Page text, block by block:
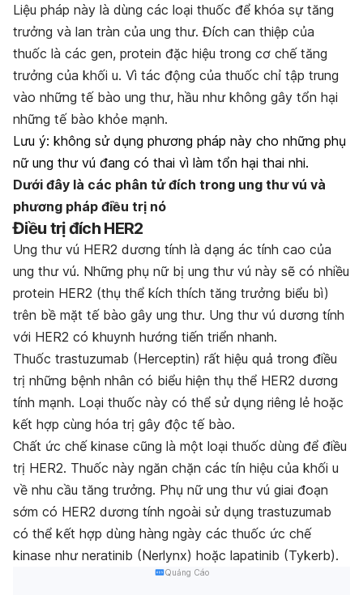
Liệu pháp này là dùng các loại thuốc để khóa sự tăng
trưởng và lan tràn của ung thư. Đích can thiệp của
thuốc là các gen, protein đặc hiệu trong cơ chế tăng
trưởng của khối u. Vì tác động của thuốc chỉ tập trung
vào những tế bào ung thư, hầu như không gây tổn hại
những tế bào khỏe mạnh.
Lưu ý: không sử dụng phương pháp này cho những phụ
nữ ung thư vú đang có thai vì làm tổn hại thai nhi.
Dưới đây là các phân tử đích trong ung thư vú và
phương pháp điều trị nó
Điều trị đích HER2
Ung thư vú HER2 dương tính là dạng ác tính cao của
ung thư vú. Những phụ nữ bị ung thư vú này sẽ có nhiều
protein HER2 (thụ thể kích thích tăng trưởng biểu bì)
trên bề mặt tế bào gây ung thư. Ung thư vú dương tính
với HER2 có khuynh hướng tiến triển nhanh.
Thuốc trastuzumab (Herceptin) rất hiệu quả trong điều
trị những bệnh nhân có biểu hiện thụ thể HER2 dương
tính mạnh. Loại thuốc này có thể sử dụng riêng lẻ hoặc
kết hợp cùng hóa trị gây độc tế bào.
Chất ức chế kinase cũng là một loại thuốc dùng để điều
trị HER2. Thuốc này ngăn chặn các tín hiệu của khối u
về nhu cầu tăng trưởng. Phụ nữ ung thư vú giai đoạn
sớm có HER2 dương tính ngoài sử dụng trastuzumab
có thể kết hợp dùng hàng ngày các thuốc ức chế
kinase như neratinib (Nerlynx) hoặc lapatinib (Tykerb).
Quảng Cáo